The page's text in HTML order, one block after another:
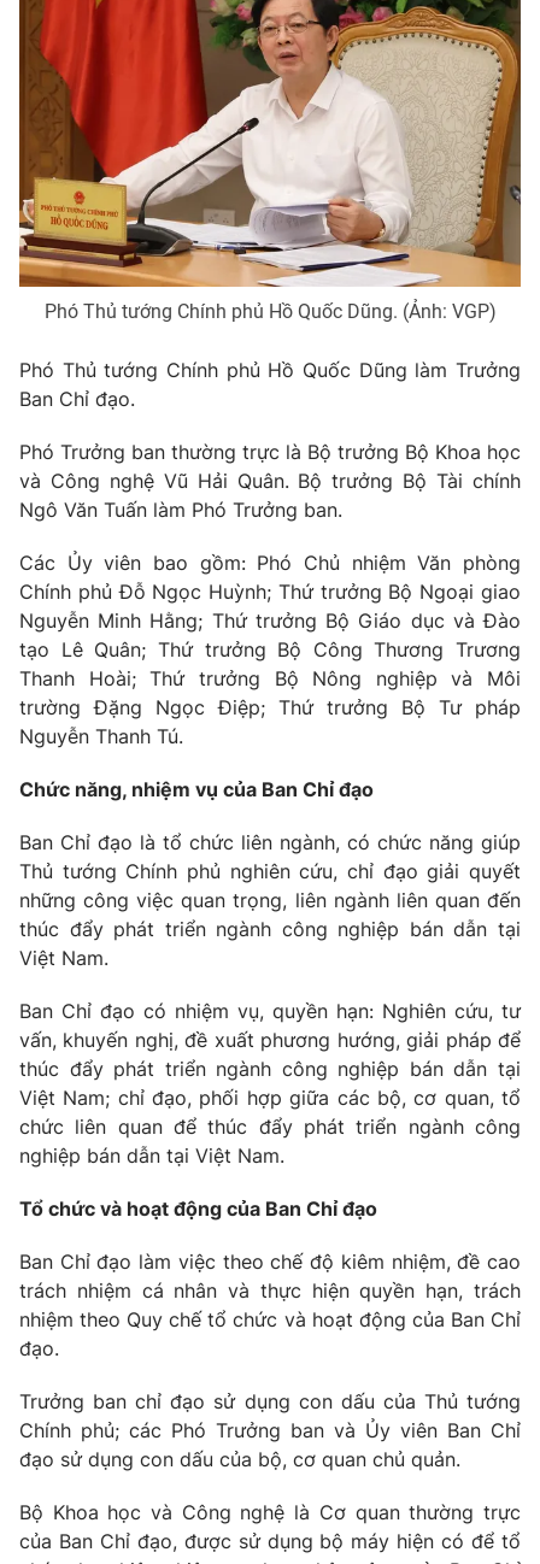
Thị trường
Tư vấn
Lịch phát sóng
Chuyên mục khác
Emagazine
Photo Infographic
Video Shorts video
VTV Money VTV Thể thao
Thị trường 24h Tấm lòng Việt
VTV4 Vươn mình bằng AI
VTV9 VTV8
Liên hệ tòa soạn English
THỜI BÁO VTV
Theo dõi báo trên
Cơ quan chủ quản: Đài Truyền hình Việt Nam
Cơ quan báo chí:Thời báo VTV
Giấy phép hoạt động báo in và báo điện tử số 483/GP-BTTTT
cấp ngày 29/12/2023
Tổng Biên tập:Vũ Thanh Thủy
Nguyễn Trọng Ninh
Ðiện thoại Thời báo VTV: 024.66 897 897
Email: toasoan@vtv.vn
Liên hệ quảng cáo:
Phó Thủ tướng Chính phủ Hồ Quốc Dũng. (Ảnh: VGP)
Phó Thủ tướng Chính phủ Hồ Quốc Dũng làm Trưởng
Ban Chỉ đạo.
Phó Trưởng ban thường trực là Bộ trưởng Bộ Khoa học
và Công nghệ Vũ Hải Quân. Bộ trưởng Bộ Tài chính
Ngô Văn Tuấn làm Phó Trưởng ban.
Các Ủy viên bao gồm: Phó Chủ nhiệm Văn phòng
Chính phủ Đỗ Ngọc Huỳnh; Thứ trưởng Bộ Ngoại giao
Nguyễn Minh Hằng; Thứ trưởng Bộ Giáo dục và Đào
tạo Lê Quân; Thứ trưởng Bộ Công Thương Trương
Thanh Hoài; Thứ trưởng Bộ Nông nghiệp và Môi
trường Đặng Ngọc Điệp; Thứ trưởng Bộ Tư pháp
Nguyễn Thanh Tú.
Chức năng, nhiệm vụ của Ban Chỉ đạo
Ban Chỉ đạo là tổ chức liên ngành, có chức năng giúp
Thủ tướng Chính phủ nghiên cứu, chỉ đạo giải quyết
những công việc quan trọng, liên ngành liên quan đến
thúc đẩy phát triển ngành công nghiệp bán dẫn tại
Việt Nam.
Ban Chỉ đạo có nhiệm vụ, quyền hạn: Nghiên cứu, tư
vấn, khuyến nghị, đề xuất phương hướng, giải pháp để
thúc đẩy phát triển ngành công nghiệp bán dẫn tại
Việt Nam; chỉ đạo, phối hợp giữa các bộ, cơ quan, tổ
chức liên quan để thúc đẩy phát triển ngành công
nghiệp bán dẫn tại Việt Nam.
Tổ chức và hoạt động của Ban Chỉ đạo
Ban Chỉ đạo làm việc theo chế độ kiêm nhiệm, đề cao
trách nhiệm cá nhân và thực hiện quyền hạn, trách
nhiệm theo Quy chế tổ chức và hoạt động của Ban Chỉ
đạo.
Trưởng ban chỉ đạo sử dụng con dấu của Thủ tướng
Chính phủ; các Phó Trưởng ban và Ủy viên Ban Chỉ
đạo sử dụng con dấu của bộ, cơ quan chủ quản.
Bộ Khoa học và Công nghệ là Cơ quan thường trực
của Ban Chỉ đạo, được sử dụng bộ máy hiện có để tổ